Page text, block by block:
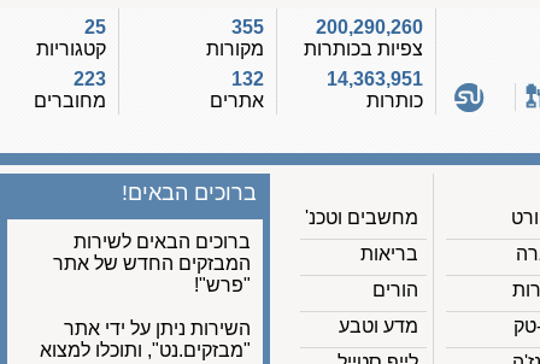
200,290,260
צפיות בכותרות
14,363,951
כותרות
355
מקורות
132
אתרים
קטגוריות
223
מחוברים
מחשבים וטכנ'
בריאות
הורים
מדע וטבע
ברוכים הבאים!
ברוכים הבאים לשירות
המבזקים החדש של אתר
"פרש"!
השירות ניתן על ידי אתר
"מבזקים.נט", ותוכלו למצוא